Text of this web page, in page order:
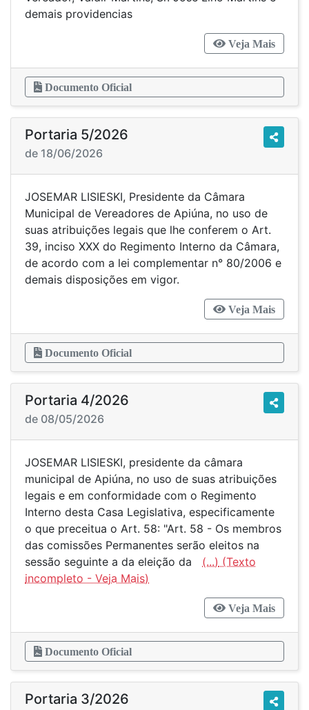
demais providencias
Veja Mais
Documento Oficial
Portaria 5/2026
de 18/06/2026
JOSEMAR LISIESKI, Presidente da Câmara
Municipal de Vereadores de Apiúna, no uso de
suas atribuições legais que lhe conferem o Art.
39, inciso XXX do Regimento Interno da Câmara,
de acordo com a lei complementar n° 80/2006 e
demais disposições em vigor.
Veja Mais
Documento Oficial
Portaria 4/2026
de 08/05/2026
JOSEMAR LISIESKI, presidente da câmara
municipal de Apiúna, no uso de suas atribuições
legais e em conformidade com o Regimento
Interno desta Casa Legislativa, especificamente
o que preceitua o Art. 58: "Art. 58 - Os membros
das comissões Permanentes serão eleitos na
sessão seguinte a da eleição da (...)
Veja Mais
Documento Oficial
Portaria 3/2026